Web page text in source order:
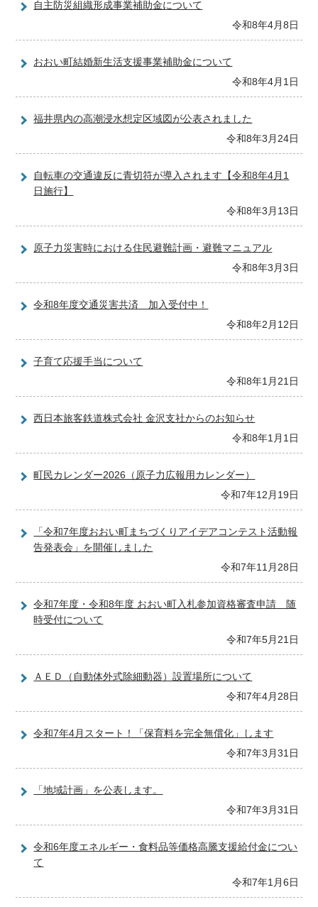
自主防災組織形成事業補助金について
令和8年4月8日
おおい町結婚新生活支援事業補助金について
令和8年4月1日
福井県内の高潮浸水想定区域図が公表されました
令和8年3月24日
自転車の交通違反に青切符が導入されます【令和8年4月1
日施行】
令和8年3月13日
原子力災害時における住民避難計画・避難マニュアル
令和8年3月3日
令和8年度交通災害共済 加入受付中！
令和8年2月12日
子育て応援手当について
令和8年1月21日
西日本旅客鉄道株式会社 金沢支社からのお知らせ
令和8年1月1日
町民カレンダー2026（原子力広報用カレンダー）
令和7年12月19日
「令和7年度おおい町まちづくりアイデアコンテスト活動報
告発表会」を開催しました
令和7年11月28日
令和7年度・令和8年度 おおい町入札参加資格審査申請 随
時受付について
令和7年5月21日
ＡＥＤ（自動体外式除細動器）設置場所について
令和7年4月28日
令和7年4月スタート！「保育料を完全無償化」します
令和7年3月31日
「地域計画」を公表します。
令和7年3月31日
令和6年度エネルギー・食料品等価格高騰支援給付金につい
て
令和7年1月6日